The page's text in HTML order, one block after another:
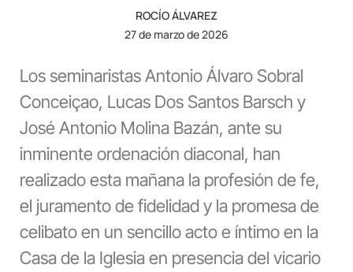
ROCÍO ÁLVAREZ
27 de marzo de 2026
Los seminaristas Antonio Álvaro Sobral
Conceiçao, Lucas Dos Santos Barsch y
José Antonio Molina Bazán, ante su
inminente ordenación diaconal, han
realizado esta mañana la profesión de fe,
el juramento de fidelidad y la promesa de
celibato en un sencillo acto e íntimo en la
Casa de la Iglesia en presencia del vicario